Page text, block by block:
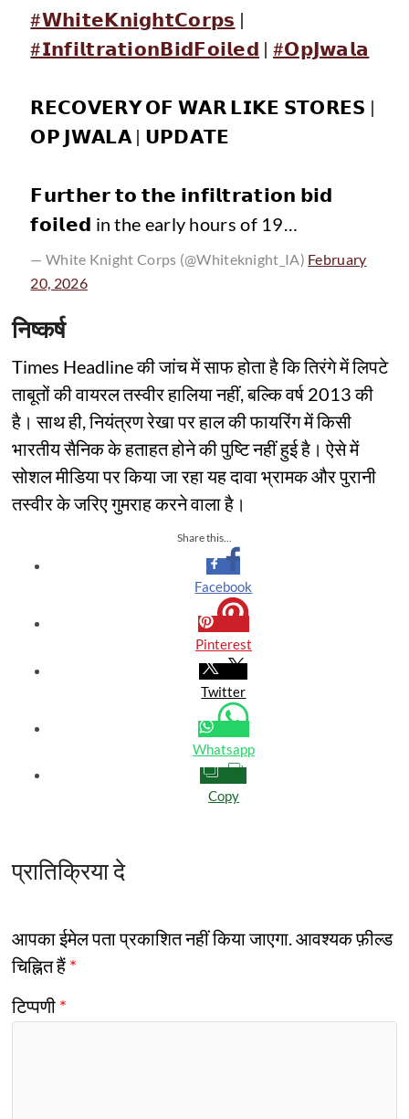
#𝗪𝗵𝗶𝘁𝗲𝗞𝗻𝗶𝗴𝗵𝘁𝗖𝗼𝗿𝗽𝘀 |
#𝗜𝗻𝗳𝗶𝗹𝘁𝗿𝗮𝘁𝗶𝗼𝗻𝗕𝗶𝗱𝗙𝗼𝗶𝗹𝗲𝗱 | #𝗢𝗽𝗝𝘄𝗮𝗹𝗮
𝗥𝗘𝗖𝗢𝗩𝗘𝗥𝗬 𝗢𝗙 𝗪𝗔𝗥 𝗟𝗜𝗞𝗘 𝗦𝗧𝗢𝗥𝗘𝗦 |
𝗢𝗣 𝗝𝗪𝗔𝗟𝗔 | 𝗨𝗣𝗗𝗔𝗧𝗘
𝗙𝘂𝗿𝘁𝗵𝗲𝗿 𝘁𝗼 𝘁𝗵𝗲 𝗶𝗻𝗳𝗶𝗹𝘁𝗿𝗮𝘁𝗶𝗼𝗻 𝗯𝗶𝗱
𝗳𝗼𝗶𝗹𝗲𝗱 in the early hours of 19…
— White Knight Corps (@Whiteknight_IA) February
20, 2026
निष्कर्ष
Times Headline की जांच में साफ होता है कि तिरंगे में लिपटे
ताबूतों की वायरल तस्वीर हालिया नहीं, बल्कि वर्ष 2013 की
है। साथ ही, नियंत्रण रेखा पर हाल की फायरिंग में किसी
भारतीय सैनिक के हताहत होने की पुष्टि नहीं हुई है। ऐसे में
सोशल मीडिया पर किया जा रहा यह दावा भ्रामक और पुरानी
तस्वीर के जरिए गुमराह करने वाला है।
Share this...
Facebook
Pinterest
Twitter
Whatsapp
Copy
प्रातिक्रिया दे
आपका ईमेल पता प्रकाशित नहीं किया जाएगा. आवश्यक फ़ील्ड
चिह्नित हैं *
टिप्पणी *